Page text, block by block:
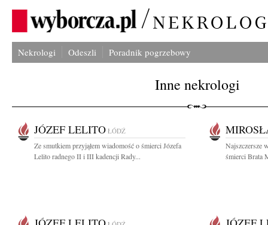
Nekrologi Odeszli Poradnik pogrzebowy
Inne nekrologi
JÓZEF LELITO ŁÓDŹ
Ze smutkiem przyjąłem wiadomość o śmierci Józefa
Lelito radnego II i III kadencji Rady...
Najszczersze
śmierci Brata